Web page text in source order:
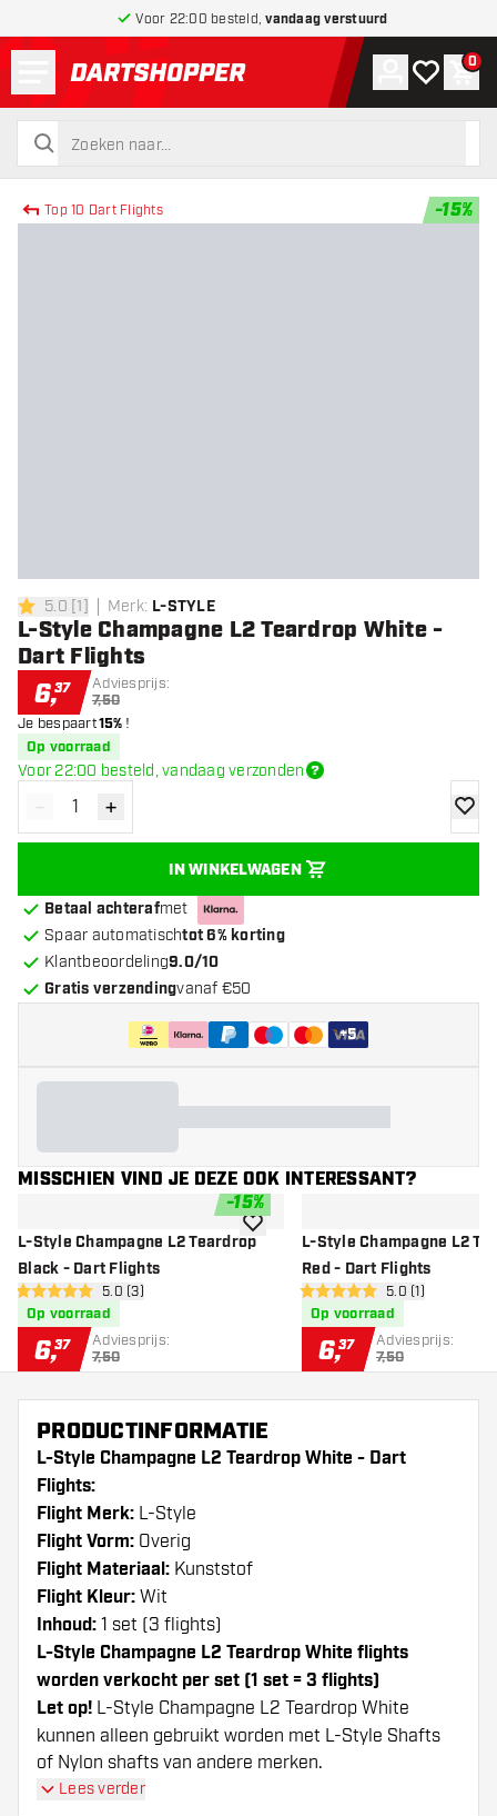
Voor 22:00 besteld,vandaag verstuurd
terug naar home pagina
zoeken
zoeken
Account
Mijn 0
Top 10 Dart Flights -15%
5 score sterren
5.0 [1] Merk: L-STYLE
L-Style Champagne L2 Teardrop White -
Dart Flights
6,37 Adviesprijs:
7,50
Je bespaart15% !
Op voorraad
Voor 22:00 besteld, vandaag verzonden
Verminder hoeveelheid
- Verhoog hoeveelheid
+
IN WINKELWAGEN
Betaal achterafmet
Spaar automatischtot 6% korting
Klantbeoordeling9.0/10
Gratis verzendingvanaf €50
+5
MISSCHIEN VIND JE DEZE OOK INTERESSANT?
-15%
L-Style Champagne L2 Teardrop
Black - Dart Flights
open reviews drawer
5 score sterren5.0 (3)
Op voorraad
6,37 Adviesprijs:
7,50
toevoegen aan verlanglijst
L-Style Champagne L2
Red - Dart Flights
open reviews
5 score sterren5.0 (1)
Op voorraad
6,37 Adviesprijs:
7,50
PRODUCTINFORMATIE
L-Style Champagne L2 Teardrop White - Dart
Flights:
Flight Merk: L-Style
Flight Vorm: Overig
Flight Materiaal: Kunststof
Flight Kleur: Wit
Inhoud: 1 set (3 flights)
L-Style Champagne L2 Teardrop White flights
worden verkocht per set (1 set = 3 flights)
Let op! L-Style Champagne L2 Teardrop White
kunnen alleen gebruikt worden met L-Style Shafts
of Nylon shafts van andere merken.
Dartshopper tip!
Lees verder